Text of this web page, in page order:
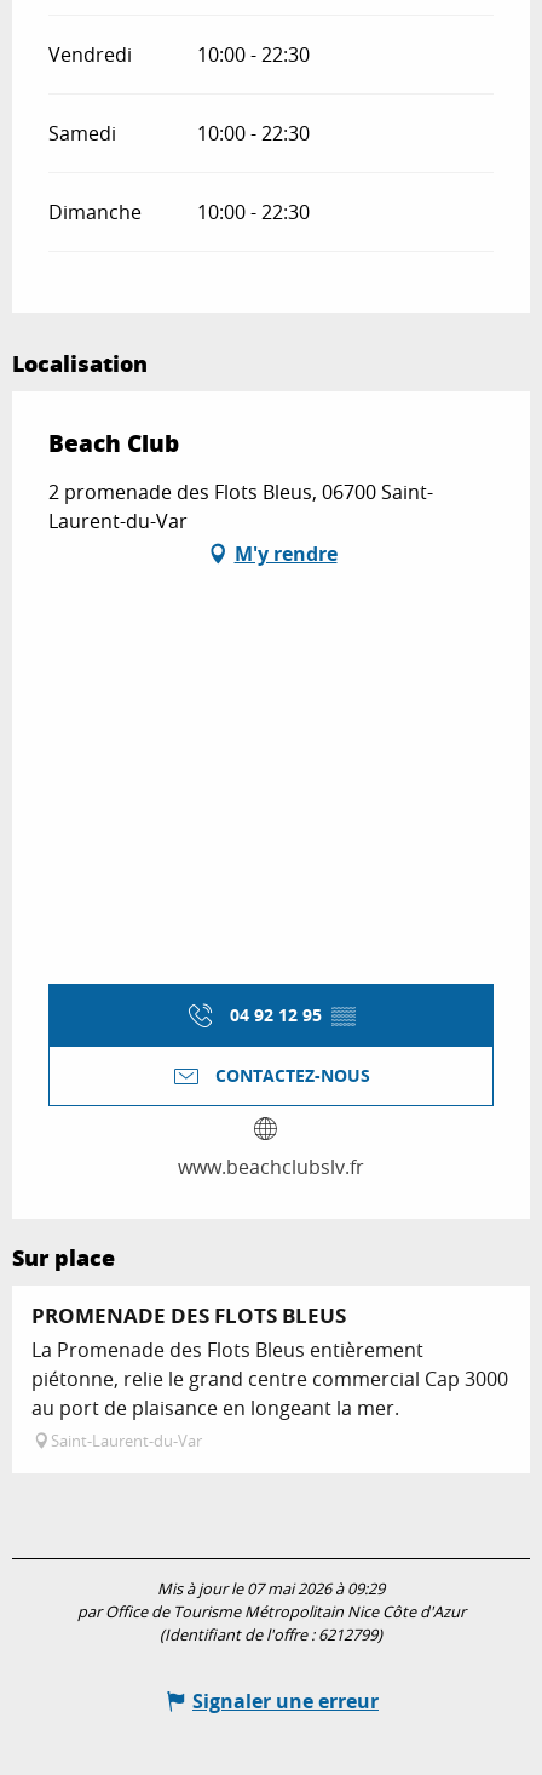
Vendredi 10:00 - 22:30
Samedi 10:00 - 22:30
Dimanche 10:00 - 22:30
Localisation
Beach Club
2 promenade des Flots Bleus, 06700 Saint-
Laurent-du-Var
M'y rendre
04 92 12 95 ▒▒
CONTACTEZ-NOUS
www.beachclubslv.fr
Sur place
PROMENADE DES FLOTS BLEUS
La Promenade des Flots Bleus entièrement
piétonne, relie le grand centre commercial Cap 3000
au port de plaisance en longeant la mer.
Saint-Laurent-du-Var
Mis à jour le 07 mai 2026 à 09:29
par Office de Tourisme Métropolitain Nice Côte d'Azur
(Identifiant de l'offre :6212799)
Signaler une erreur